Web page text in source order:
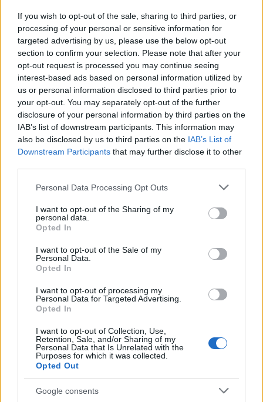
If you wish to opt-out of the sale, sharing to third parties, or
processing of your personal or sensitive information for
targeted advertising by us, please use the below opt-out
section to confirm your selection. Please note that after your
opt-out request is processed you may continue seeing
interest-based ads based on personal information utilized by
us or personal information disclosed to third parties prior to
your opt-out. You may separately opt-out of the further
disclosure of your personal information by third parties on the
IAB’s list of downstream participants. This information may
also be disclosed by us to third parties on the IAB’s List of
Downstream Participants that may further disclose it to other
Please note that this website/app uses one or more Google
not limited to your visit or usage behaviour. You may click to
grant or deny consent to Google and its third-party tags to
use your data for below specified purposes in below Google
consent section.
Personal Data Processing Opt Outs
I want to opt-out of the Sharing of my
personal data.
Opted In
I want to opt-out of the Sale of my
Personal Data.
Opted In
I want to opt-out of processing my
Personal Data for Targeted Advertising.
Opted In
I want to opt-out of Collection, Use,
Retention, Sale, and/or Sharing of my
Personal Data that Is Unrelated with the
Purposes for which it was collected.
Opted Out
Google consents
Un eclipse solar es un espectáculo natural que…
CIENCIA Y TECNOLOGÍA
Cómo elegir una carrera STEAM: perfiles
emergentes y competencias clave
Descubre cómo elegir la mejor opción en STEAM:…
CIENCIA Y TECNOLOGÍA